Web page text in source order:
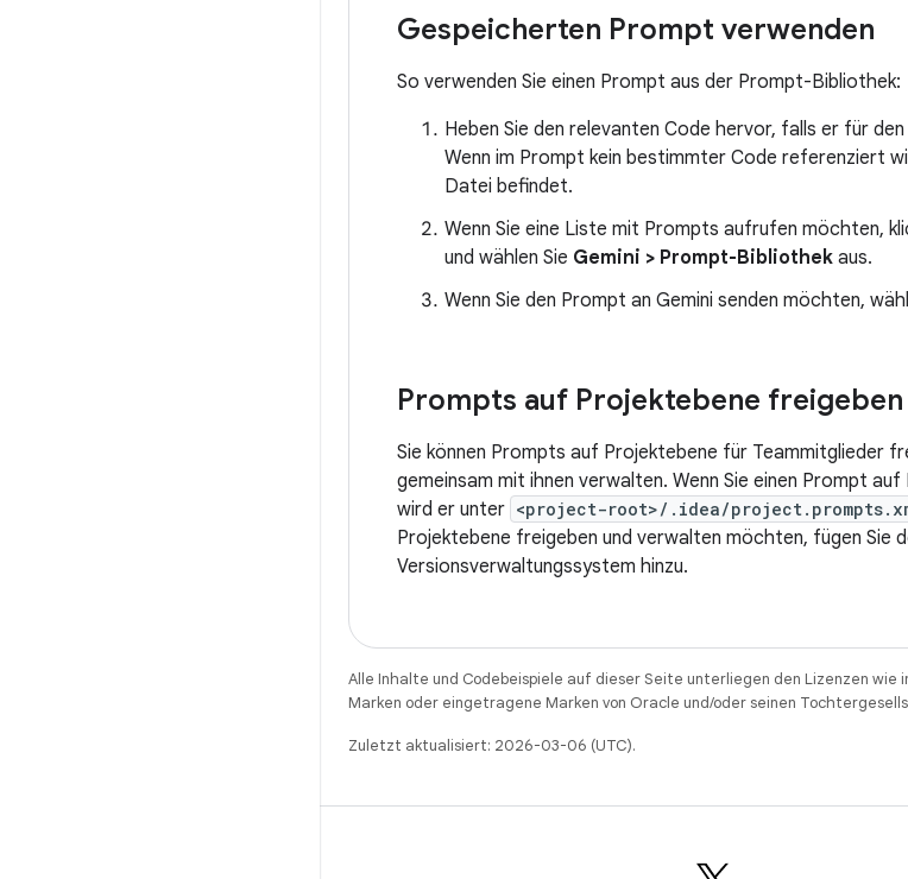
Gespeicherten Prompt verwenden
So verwenden Sie einen Prompt aus der Prompt-Bibliothek:
Heben Sie den relevanten Code hervor, falls er für
Wenn im Prompt kein bestimmter Code referenziert
Datei befindet.
Wenn Sie eine Liste mit Prompts aufrufen möchten,
und wählen Sie Gemini > Prompt-Bibliothek aus.
Wenn Sie den Prompt an Gemini senden möchten,
Prompts auf Projektebene
Sie können Prompts auf Projektebene für Teammitglieder
gemeinsam mit ihnen verwalten. Wenn Sie einen Prompt
wird er unter <project-root>/.idea/
Projektebene freigeben und verwalten möchten, fügen Sie
Versionsverwaltungssystem hinzu.
Alle Inhalte und Codebeispiele auf dieser Seite unterliegen den Lizenzen wie
Marken oder eingetragene Marken von Oracle und/oder seinen
Zuletzt aktualisiert: 2026-03-06 (UTC).